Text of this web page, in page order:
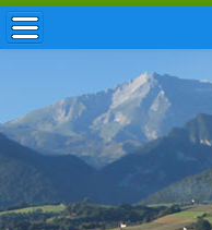
ACCUEIL / INFOS
MUNICIPALITÉ
VIE LOCALE
ENFANCE